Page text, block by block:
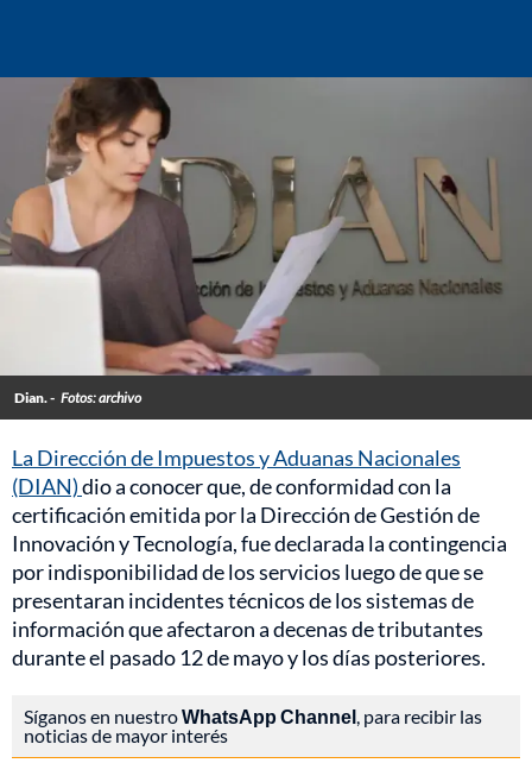
Dian. - Fotos: archivo
La Dirección de Impuestos y Aduanas Nacionales
(DIAN)dio a conocer que, de conformidad con la
certificación emitida por la Dirección de Gestión de
Innovación y Tecnología, fue declarada la contingencia
por indisponibilidad de los servicios luego de que se
presentaran incidentes técnicos de los sistemas de
información que afectaron a decenas de tributantes
durante el pasado 12 de mayo y los días posteriores.
Síganos en nuestroWhatsApp Channel, para recibir las
noticias de mayor interés